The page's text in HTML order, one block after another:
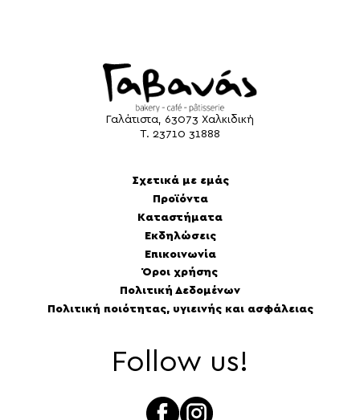
Σχετικά με εμάς
Προϊόντα
Καταστήματα
Εκδηλώσεις
Επικοινωνία
Όροι χρήσης
Πολιτική Δεδομένων
Πολιτική ποιότητας, υγιεινής και ασφάλειας
Γαλάτιστα, 63073 Χαλκιδική
Τ. 23710 31888
Follow us!